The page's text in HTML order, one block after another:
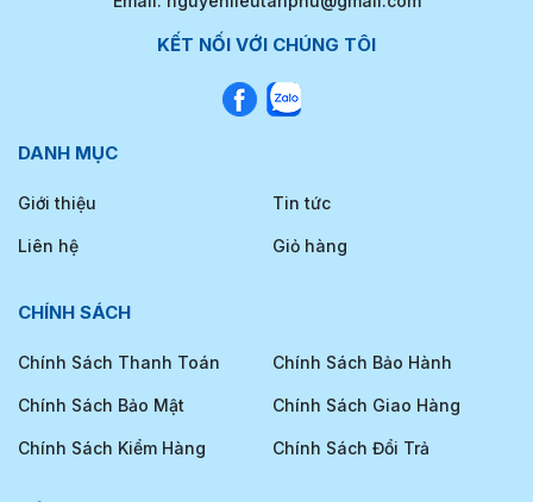
KẾT NỐI VỚI CHÚNG TÔI
DANH MỤC
Giới thiệu Tin tức
Liên hệ Giỏ hàng
CHÍNH SÁCH
Chính Sách Thanh Toán Chính Sách Bảo Hành
Chính Sách Bảo Mật Chính Sách Giao Hàng
Chính Sách Kiểm Hàng Chính Sách Đổi Trả